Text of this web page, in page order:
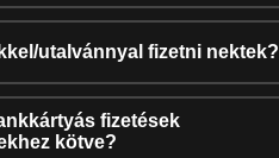
utalvánnyal fizetni nektek?
fizetések
kötve?